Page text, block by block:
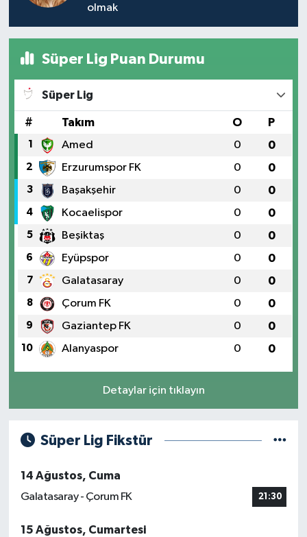
olmak
Süper Lig Puan Durumu
Süper Lig
# Takım O P
1 Amed 0 0
2 Erzurumspor FK 0 0
3 Başakşehir 0 0
4 Kocaelispor 0 0
5 Beşiktaş 0 0
6 Eyüpspor 0 0
7 Galatasaray 0 0
8 Çorum FK 0 0
9 Gaziantep FK 0 0
10 Alanyaspor 0 0
Detaylar için tıklayın
Süper Lig Fikstür
14 Ağustos, Cuma
Galatasaray - Çorum FK
21:30
15 Ağustos, Cumartesi
SİYASET
TATLISU
TEKNOLOJİ
TİCARET
YAŞAM